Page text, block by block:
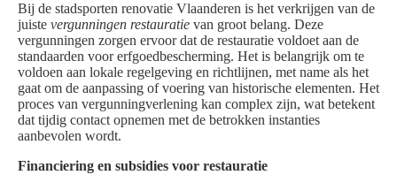
Bij de stadsporten renovatie Vlaanderen is het verkrijgen van de
juiste vergunningen restauratie van groot belang. Deze
vergunningen zorgen ervoor dat de restauratie voldoet aan de
standaarden voor erfgoedbescherming. Het is belangrijk om te
voldoen aan lokale regelgeving en richtlijnen, met name als het
gaat om de aanpassing of voering van historische elementen. Het
proces van vergunningverlening kan complex zijn, wat betekent
dat tijdig contact opnemen met de betrokken instanties
aanbevolen wordt.
Financiering en subsidies voor restauratie